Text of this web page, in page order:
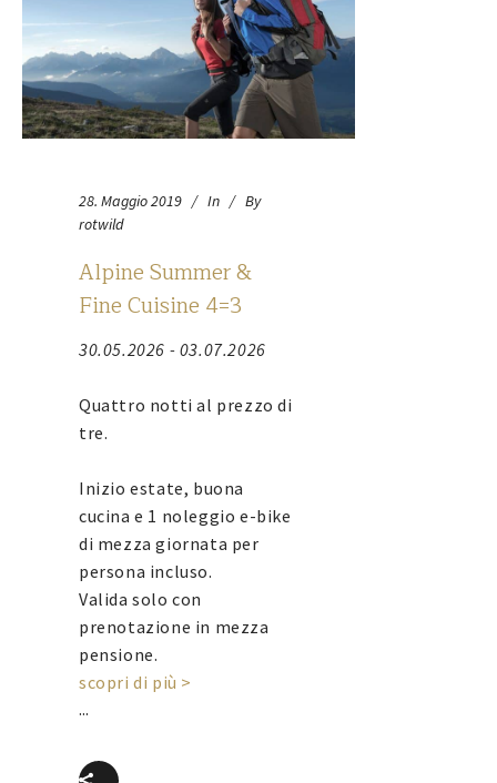
28. Maggio 2019 In
By
rotwild
Alpine Summer &
Fine Cuisine 4=3
30.05.2026 - 03.07.2026
Quattro notti al prezzo di
tre.
Inizio estate, buona
cucina e 1 noleggio e-bike
di mezza giornata per
persona incluso.
Valida solo con
prenotazione in mezza
pensione.
scopri di più >
...